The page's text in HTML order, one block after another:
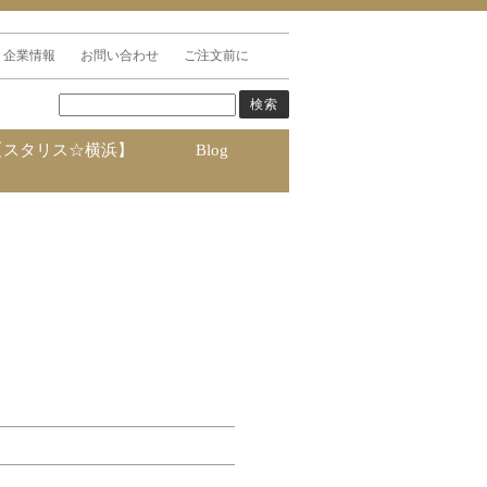
企業情報 お問い合わせ ご注文前に
スタリス☆横浜】 Blog